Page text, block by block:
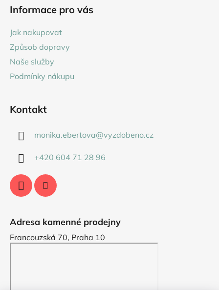
Informace pro vás
Jak nakupovat
Způsob dopravy
Naše služby
Podmínky nákupu
Kontakt
monika.ebertova@vyzdobeno.cz
+420 604 71 28 96
Adresa kamenné prodejny
Francouzská 70, Praha 10